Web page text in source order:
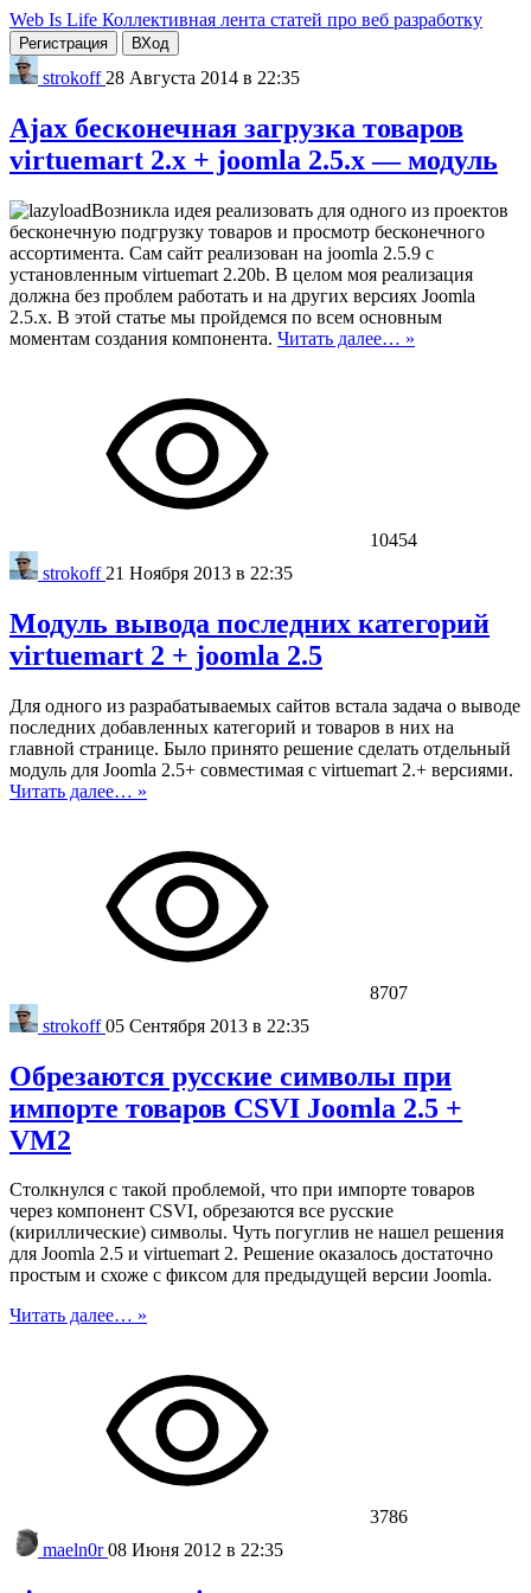
Web Is Life Коллективная лента статей про веб разработку
Регистрация ВХод
strokoff 28 Августа 2014 в 22:35
Ajax бесконечная загрузка товаров
virtuemart 2.x + joomla 2.5.x — модуль
Возникла идея реализовать для одного из проектов
бесконечную подгрузку товаров и просмотр бесконечного
ассортимента. Сам сайт реализован на joomla 2.5.9 с
установленным virtuemart 2.20b. В целом моя реализация
должна без проблем работать и на других версиях Joomla
2.5.x. В этой статье мы пройдемся по всем основным
моментам создания компонента. Читать далее… »
10454
strokoff 21 Ноября 2013 в 22:35
Модуль вывода последних категорий
virtuemart 2 + joomla 2.5
Для одного из разрабатываемых сайтов встала задача о выводе
последних добавленных категорий и товаров в них на
главной странице. Было принято решение сделать отдельный
модуль для Joomla 2.5+ совместимая с virtuemart 2.+ версиями.
Читать далее… »
8707
strokoff05 Сентября 2013 в 22:35
Обрезаются русские символы при
импорте товаров CSVI Joomla 2.5 +
VM2
Столкнулся с такой проблемой, что при импорте товаров
через компонент CSVI, обрезаются все русские
(кириллические) символы. Чуть погуглив не нашел решения
для Joomla 2.5 и virtuemart 2. Решение оказалось достаточно
простым и схоже с фиксом для предыдущей версии Joomla.
Читать далее… »
3786
maeln0r08 Июня 2012 в 22:35